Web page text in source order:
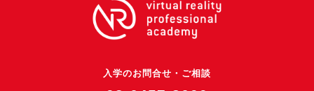
《最新プロダクト》
超体験★販促システム『XR Showcase Hub』2025年4月発売
バーチャルイベントプラットフォーム『MetaLiveStage』2025年
入学のお問合せ・ご相談